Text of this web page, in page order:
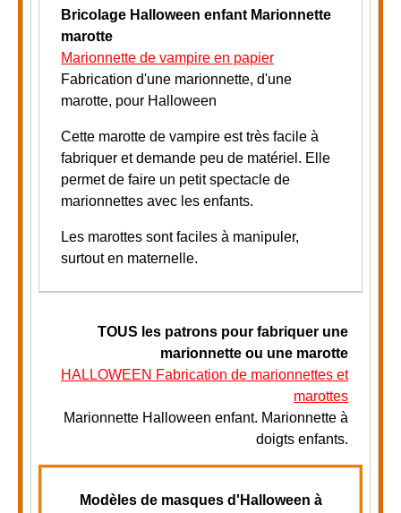
Bricolage Halloween enfant Marionnette
marotte
Marionnette de vampire en papier
Fabrication d'une marionnette, d'une
marotte, pour Halloween
Cette marotte de vampire est très facile à
fabriquer et demande peu de matériel. Elle
permet de faire un petit spectacle de
marionnettes avec les enfants.
Les marottes sont faciles à manipuler,
surtout en maternelle.
TOUS les patrons pour fabriquer une
marionnette ou une marotte
HALLOWEEN Fabrication de marionnettes et
marottes
Marionnette Halloween enfant. Marionnette à
doigts enfants.
Modèles de masques d'Halloween à